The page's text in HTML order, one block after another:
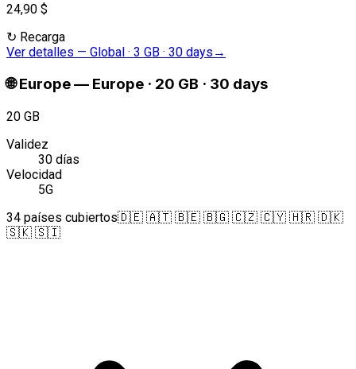
24,90 $
↻ Recarga
Ver detalles — Global · 3 GB · 30 days →
🌐 Europe— Europe · 20 GB · 30 days
20 GB
Validez
30 días
Velocidad
5G
34 países cubiertos🇩🇪 🇦🇹 🇧🇪 🇧🇬 🇨🇿 🇨🇾 🇭🇷 🇩🇰
🇸🇰 🇸🇮